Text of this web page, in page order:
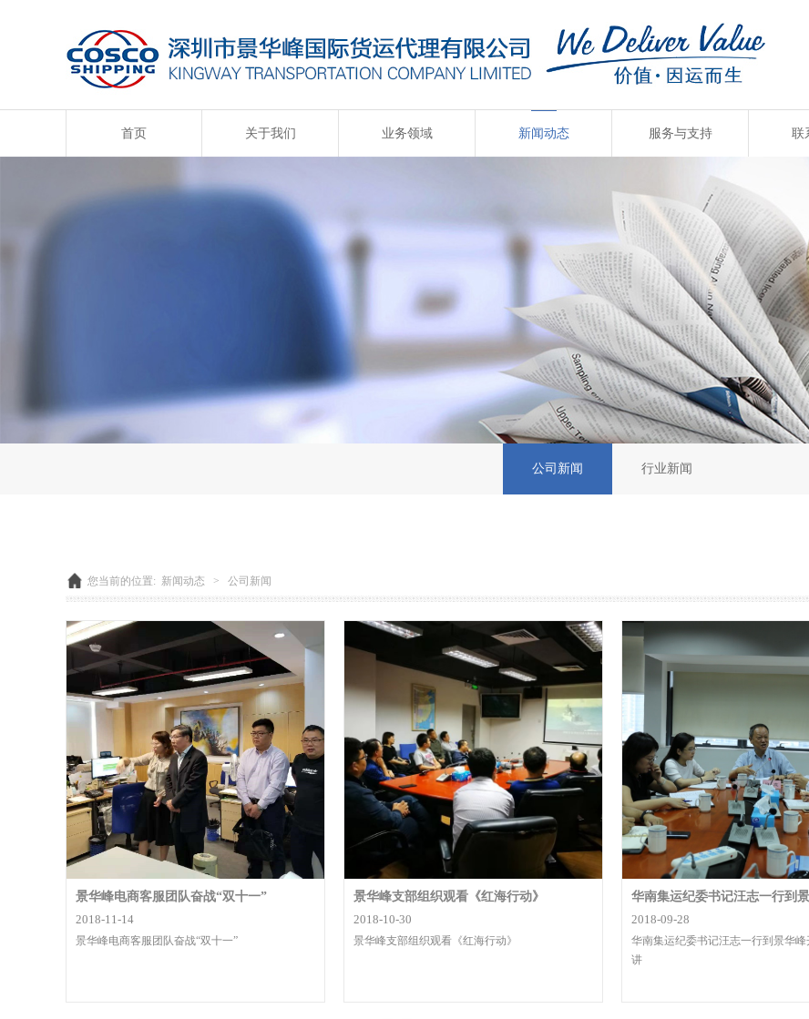
首页 关于我们 业务领域 新闻动态 服务与支持 联
公司新闻 行业新闻
您当前的位置: 新闻动态 > 公司新闻
景华峰电商客服团队奋战“双十一”
2018-11-14
景华峰电商客服团队奋战“双十一”
景华峰支部组织观看《红海行动》
2018-10-30
景华峰支部组织观看《红海行动》
2018-09-28
华南集运纪委书记汪志一行到景华峰
讲